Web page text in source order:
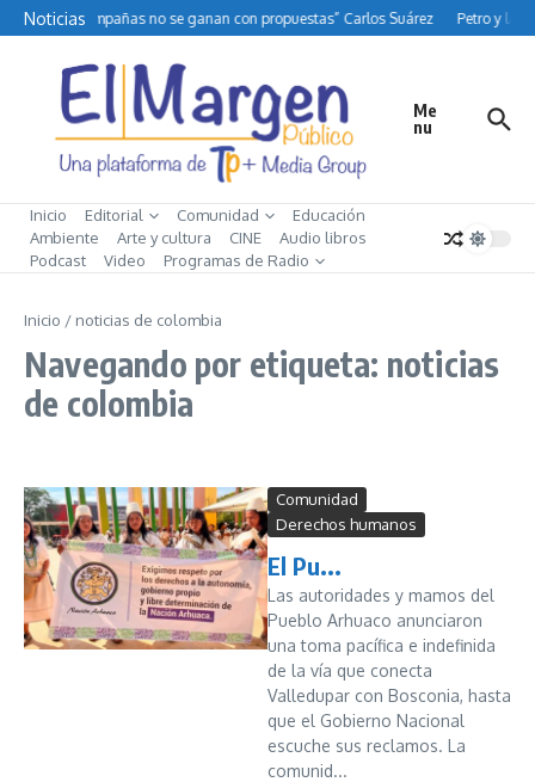
Saltar al contenido
Noticias
“Las campañas no se ganan con propuestas” Carlos Suárez Petro y la
Me
nu
Inicio Editorial Comunidad
Educación
Ambiente
Arte y cultura CINE
Audio libros
Podcast
Video Programas de Radio
Inicio / noticias de colombia
Navegando por etiqueta: noticias
de colombia
Comunidad
Derechos humanos
El Pu...
Las autoridades y mamos del
Pueblo Arhuaco anunciaron
una toma pacífica e indefinida
de la vía que conecta
Valledupar con Bosconia, hasta
que el Gobierno Nacional
escuche sus reclamos. La
comunid...